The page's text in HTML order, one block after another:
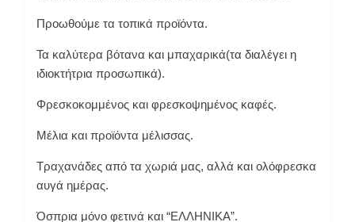
Προωθούμε τα τοπικά προϊόντα.
Τα καλύτερα βότανα και μπαχαρικά(τα διαλέγει η
ιδιοκτήτρια προσωπικά).
Φρεσκοκομμένος και φρεσκοψημένος καφές.
Μέλια και προϊόντα μέλισσας.
Τραχανάδες από τα χωριά μας, αλλά και ολόφρεσκα
αυγά ημέρας.
Όσπρια μόνο φετινά και “ΕΛΛΗΝΙΚΑ”.